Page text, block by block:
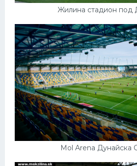
Жилина стадион под
Mol Arena Дунайска